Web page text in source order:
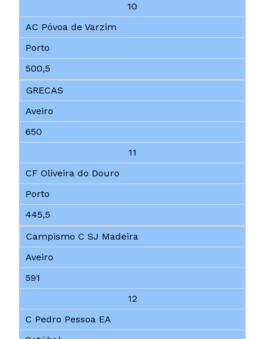
10
AC Póvoa de Varzim
Porto
500,5
GRECAS
Aveiro
650
11
CF Oliveira do Douro
Porto
445,5
Campismo C SJ Madeira
Aveiro
591
12
C Pedro Pessoa EA